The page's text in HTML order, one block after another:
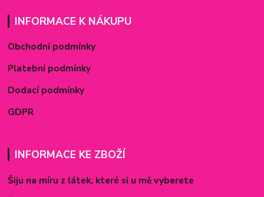
INFORMACE K NÁKUPU
Obchodní podmínky
Platební podmínky
Dodací podmínky
GDPR
INFORMACE KE ZBOŽÍ
Šiju na míru z látek, které si u mě vyberete